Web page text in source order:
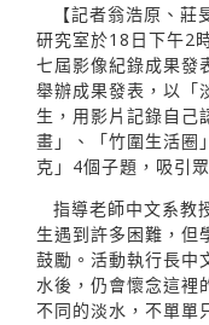
【記者翁浩原、
研究室於18日下午2
七屆影像紀錄成果發
舉辦成果發表，以「
生，用影片記錄自己
畫」、「竹圍生活圈
克」4個子題，吸引
指導老師中文系教
生遇到許多困難，但
鼓勵。活動執行長中
水後，仍會懷念這裡
不同的淡水，不單單